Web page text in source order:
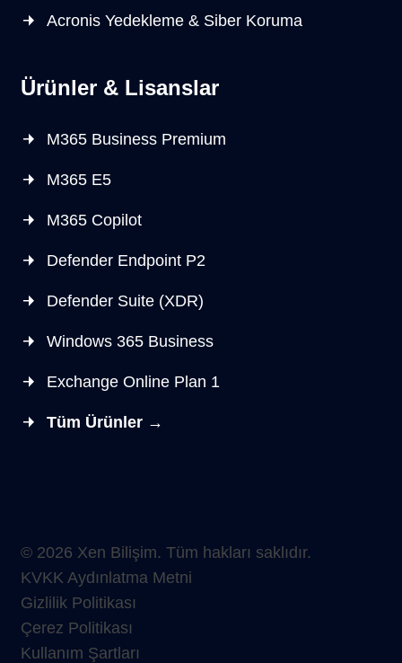
Acronis Yedekleme & Siber Koruma
Ürünler & Lisanslar
M365 Business Premium
M365 E5
M365 Copilot
Defender Endpoint P2
Defender Suite (XDR)
Windows 365 Business
Exchange Online Plan 1
Tüm Ürünler →
© 2026 Xen Bilişim. Tüm hakları saklıdır.
KVKK Aydınlatma Metni
Gizlilik Politikası
Çerez Politikası
Kullanım Şartları